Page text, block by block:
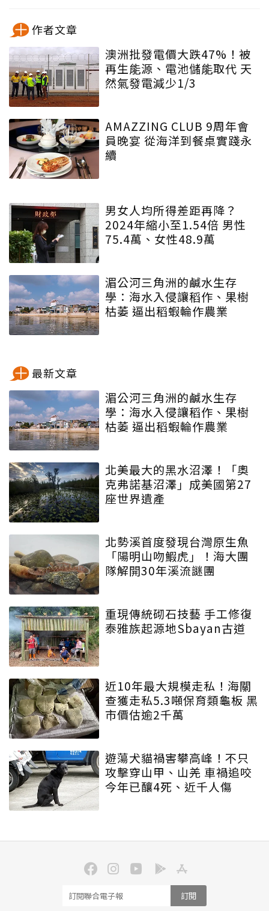
作者文章
澳洲批發電價大跌47%！被
再生能源、電池儲能取代 天
然氣發電減少1/3
AMAZZING CLUB 9周年會
員晚宴 從海洋到餐桌實踐永
續
男女人均所得差距再降？
2024年縮小至1.54倍 男性
75.4萬、女性48.9萬
湄公河三角洲的鹹水生存
學：海水入侵讓稻作、果樹
枯萎 逼出稻蝦輪作農業
最新文章
湄公河三角洲的鹹水生存
學：海水入侵讓稻作、果樹
枯萎 逼出稻蝦輪作農業
北美最大的黑水沼澤！「奧
克弗諾基沼澤」成美國第27
座世界遺產
北勢溪首度發現台灣原生魚
「陽明山吻鰕虎」！海大團
隊解開30年溪流謎團
重現傳統砌石技藝 手工修復
泰雅族起源地Sbayan古道
近10年最大規模走私！海關
查獲走私5.3噸保育類龜板 黑
市價估逾2千萬
遊蕩犬貓禍害攀高峰！不只
攻擊穿山甲、山羌 車禍追咬
今年已釀4死、近千人傷
訂閱